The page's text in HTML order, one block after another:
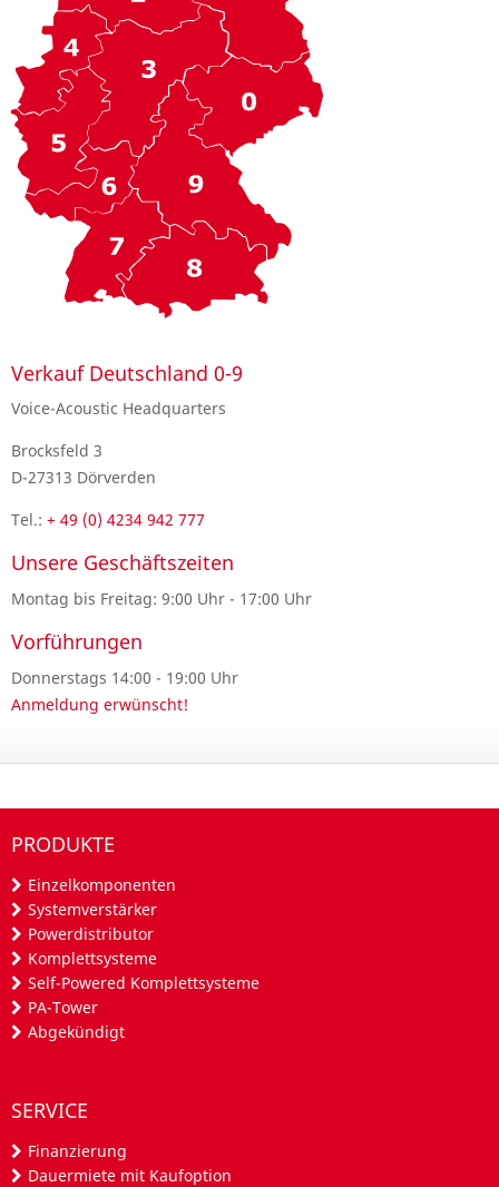
Verkauf Deutschland 0-9
Voice-Acoustic Headquarters
Brocksfeld 3
D-27313 Dörverden
Tel.: + 49 (0) 4234 942 777
Unsere Geschäftszeiten
Montag bis Freitag: 9:00 Uhr - 17:00 Uhr
Vorführungen
Donnerstags 14:00 - 19:00 Uhr
Anmeldung erwünscht!
PRODUKTE
Einzelkomponenten
Systemverstärker
Powerdistributor
Komplettsysteme
Self-Powered Komplettsysteme
PA-Tower
Abgekündigt
SERVICE
Finanzierung
Dauermiete mit Kaufoption